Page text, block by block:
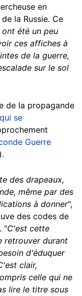
en
la Russie. Ce
été un peu
ces affiches à
de la guerre,
sur le sol
de la propagande
se
Guerre
).
des drapeaux,
même par des
à donner",
des codes de
"C'est cette
retrouver durant
d'éduquer
clair,
celle qui ne
lire le titre sous